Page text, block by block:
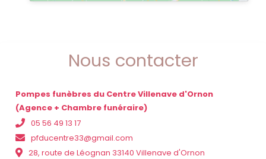
Nous contacter
Pompes funèbres du Centre Villenave d'Ornon
(Agence + Chambre funéraire)
05 56 49 13 17
pfducentre33@gmail.com
28, route de Léognan 33140 Villenave d'Ornon